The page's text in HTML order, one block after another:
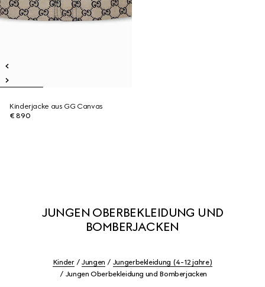
Kinderjacke aus GG Canvas
€ 890
JUNGEN OBERBEKLEIDUNG UND
BOMBERJACKEN
Kinder Jungen
Jungerbekleidung (4-12 jahre)
Jungen Oberbekleidung und Bomberjacken